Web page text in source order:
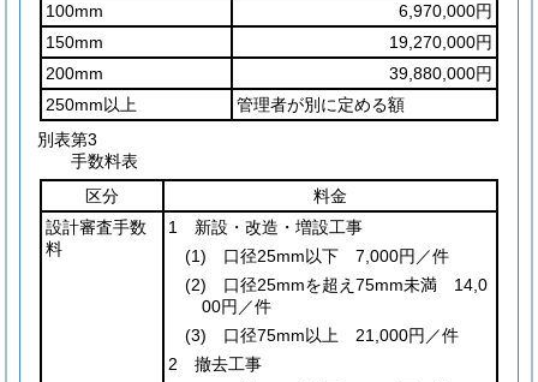
100mm
6,970,000円
150mm
19,270,000円
200mm
39,880,000円
250mm以上
管理者が別に定める額
別表第3
手数料表
区分
料金
設計審査手数
料
1 新設・改造・増設工事
(1) 口径25mm以下 7,000円／件
(2) 口径25mmを超え75mm未満 14,0
00円／件
(3) 口径75mm以上 21,000円／件
2 撤去工事